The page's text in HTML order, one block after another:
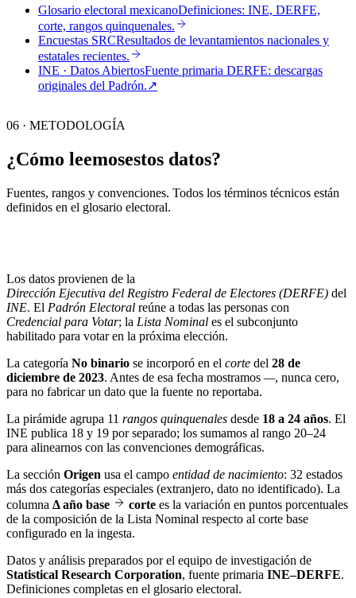
Glosario electoral mexicanoDefiniciones: INE, DERFE,
corte, rangos quinquenales.
Encuestas SRCResultados de levantamientos nacionales y
estatales recientes.
INE · Datos AbiertosFuente primaria DERFE: descargas
originales del Padrón.↗︎
06 · METODOLOGÍA
¿Cómo leemosestos datos?
Fuentes, rangos y convenciones. Todos los términos técnicos están
definidos en el glosario electoral.
Los datos provienen de la
Dirección Ejecutiva del Registro Federal de Electores (DERFE) del
INE. El Padrón Electoral reúne a todas las personas con
Credencial para Votar; la Lista Nominal es el subconjunto
habilitado para votar en la próxima elección.
La categoría No binario se incorporó en el corte del 28 de
diciembre de 2023. Antes de esa fecha mostramos —, nunca cero,
para no fabricar un dato que la fuente no reportaba.
La pirámide agrupa 11 rangos quinquenales desde 18 a 24 años. El
INE publica 18 y 19 por separado; los sumamos al rango 20–24
para alinearnos con las convenciones demográficas.
La sección Origen usa el campo entidad de nacimiento: 32 estados
más dos categorías especiales (extranjero, dato no identificado). La
columna Δ año base corte es la variación en puntos porcentuales
de la composición de la Lista Nominal respecto al corte base
configurado en la ingesta.
Datos y análisis preparados por el equipo de investigación de
Statistical Research Corporation, fuente primaria INE–DERFE.
Definiciones completas en el glosario electoral.